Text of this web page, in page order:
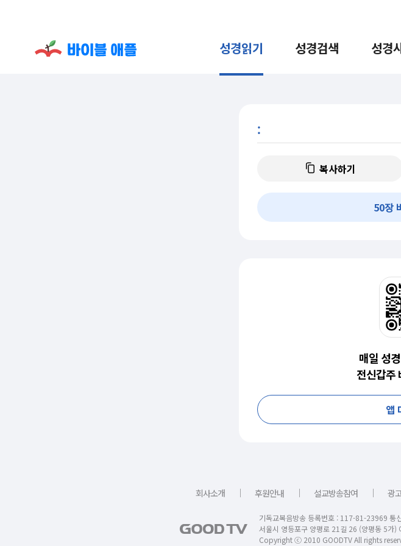
성경읽기 성경검색 성경
:
복사하기
50장
매일 성
전신갑주
앱
회사소개 ｜ 후원안내 ｜ 설교방송참여 ｜ 광
기독교복음방송 등록번호 : 117-81-23969
서울시 영등포구 양평로 21길 26 (양평동 5
Copyright ⓒ 2010 GOODTV All rights